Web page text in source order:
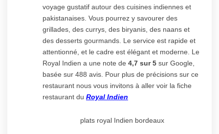
voyage gustatif autour des cuisines indiennes et
pakistanaises. Vous pourrez y savourer des
grillades, des currys, des biryanis, des naans et
des desserts gourmands. Le service est rapide et
attentionné, et le cadre est élégant et moderne. Le
Royal Indien a une note de 4,7 sur 5 sur Google,
basée sur 488 avis. Pour plus de précisions sur ce
restaurant nous vous invitons à aller voir la fiche
restaurant du Royal Indien
plats royal Indien bordeaux